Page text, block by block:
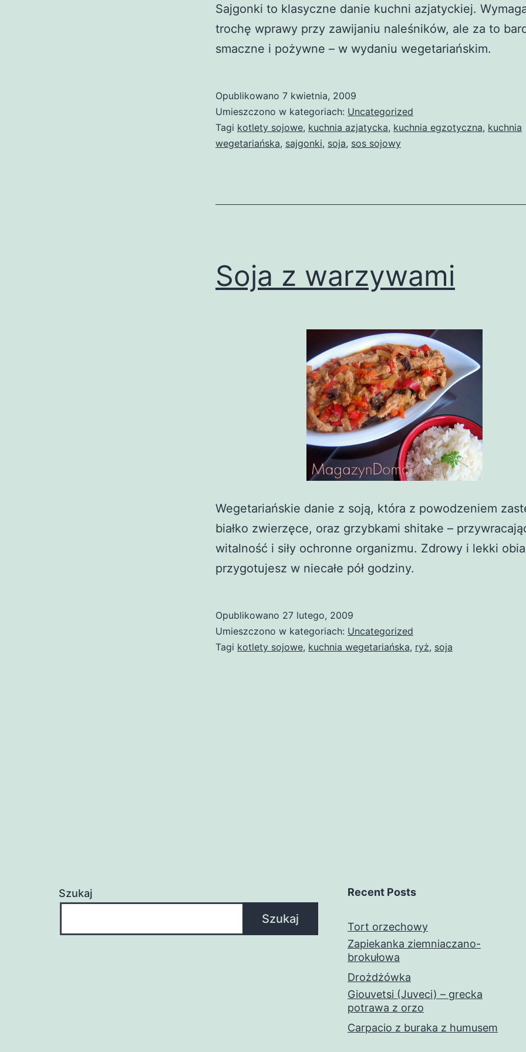
Sajgonki to klasyczne danie kuchni azjatyckiej.
trochę wprawy przy zawijaniu naleśników, ale za to
smaczne i pożywne – w wydaniu wegetariańskim.
Opublikowano 7 kwietnia, 2009
Umieszczono w kategoriach: Uncategorized
Tagi kotlety sojowe, kuchnia azjatycka, kuchnia egzotyczna, kuchnia
wegetariańska, sajgonki, soja, sos sojowy
Soja z warzywami
Wegetariańskie danie z soją, która z powodzeniem
białko zwierzęce, oraz grzybkami shitake –
witalność i siły ochronne organizmu. Zdrowy i lekki
przygotujesz w niecałe pół godziny.
Opublikowano 27 lutego, 2009
Umieszczono w kategoriach: Uncategorized
Tagi kotlety sojowe, kuchnia wegetariańska, ryż, soja
Szukaj
Szukaj
Recent Posts
Tort orzechowy
Zapiekanka ziemniaczano-
brokułowa
Drożdżówka
Giouvetsi (Juveci) – grecka
potrawa z orzo
Carpacio z buraka z humusem